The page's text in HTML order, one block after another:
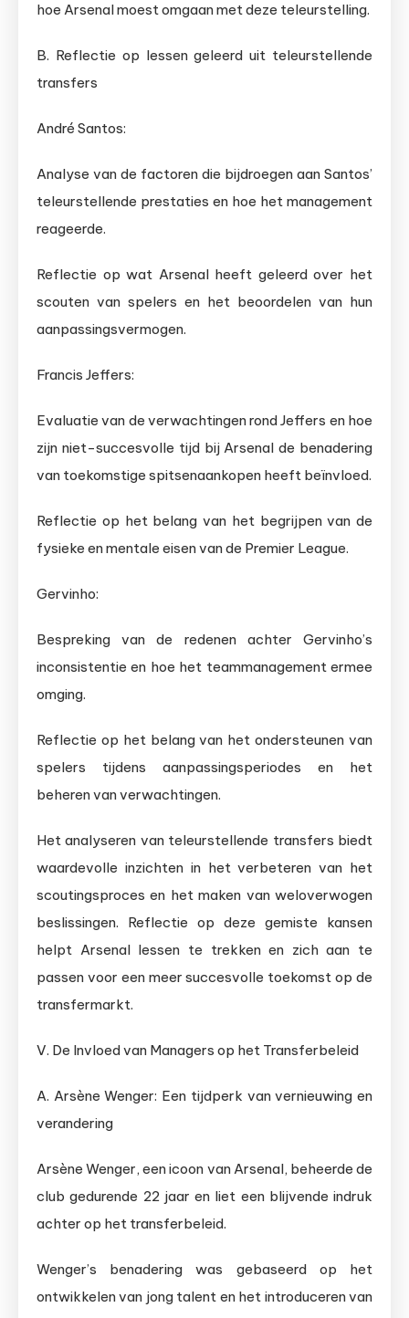
hoe Arsenal moest omgaan met deze teleurstelling.
B. Reflectie op lessen geleerd uit teleurstellende
transfers
André Santos:
Analyse van de factoren die bijdroegen aan Santos’
teleurstellende prestaties en hoe het management
reageerde.
Reflectie op wat Arsenal heeft geleerd over het
scouten van spelers en het beoordelen van hun
aanpassingsvermogen.
Francis Jeffers:
Evaluatie van de verwachtingen rond Jeffers en hoe
zijn niet-succesvolle tijd bij Arsenal de benadering
van toekomstige spitsenaankopen heeft beïnvloed.
Reflectie op het belang van het begrijpen van de
fysieke en mentale eisen van de Premier League.
Gervinho:
Bespreking van de redenen achter Gervinho’s
inconsistentie en hoe het teammanagement ermee
omging.
Reflectie op het belang van het ondersteunen van
spelers tijdens aanpassingsperiodes en het
beheren van verwachtingen.
Het analyseren van teleurstellende transfers biedt
waardevolle inzichten in het verbeteren van het
scoutingsproces en het maken van weloverwogen
beslissingen. Reflectie op deze gemiste kansen
helpt Arsenal lessen te trekken en zich aan te
passen voor een meer succesvolle toekomst op de
transfermarkt.
V. De Invloed van Managers op het Transferbeleid
A. Arsène Wenger: Een tijdperk van vernieuwing en
verandering
Arsène Wenger, een icoon van Arsenal, beheerde de
club gedurende 22 jaar en liet een blijvende indruk
achter op het transferbeleid.
Wenger’s benadering was gebaseerd op het
ontwikkelen van jong talent en het introduceren van